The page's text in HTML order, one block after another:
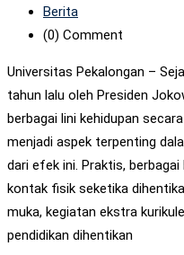
Berita
(0) Comment
Universitas Pekalongan –
tahun lalu oleh Presiden
berbagai lini kehidupan
menjadi aspek terpenting
dari efek ini. Praktis,
kontak fisik seketika
muka, kegiatan ekstra
pendidikan dihentikan